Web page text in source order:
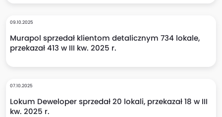
09.10.2025
Murapol sprzedał klientom detalicznym 734 lokale,
przekazał 413 w III kw. 2025 r.
07.10.2025
Lokum Deweloper sprzedał 20 lokali, przekazał 18 w III
kw. 2025 r.